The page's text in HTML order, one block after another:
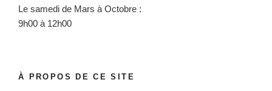
Le samedi de Mars à Octobre :
9h00 à 12h00
À PROPOS DE CE SITE